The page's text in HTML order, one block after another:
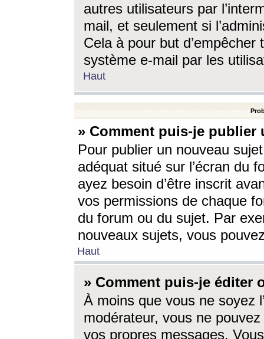
autres utilisateurs par
mail, et seulement si
Cela à pour but
système e-mail par les
Haut
» Comment puis-je
Pour publier un nouveau
adéquat situé sur l’écran du
ayez besoin d’être inscrit
vos permissions de chaque
du forum ou du sujet. Par
nouveaux sujets, vous
Haut
» Comment puis-je éditer
À moins que vous ne soyez
modérateur, vous ne
vos propres messages.